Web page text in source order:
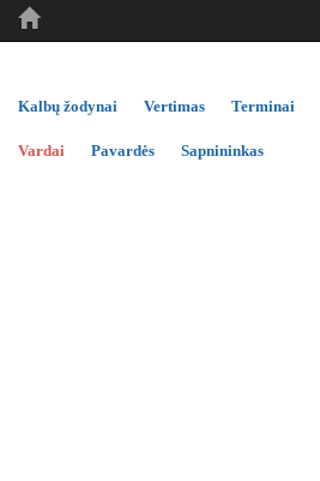
Kalbų žodynai Vertimas Terminai
Vardai Pavardės Sapnininkas